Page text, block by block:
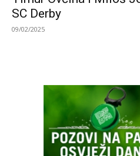
SC Derby
09/02/2025